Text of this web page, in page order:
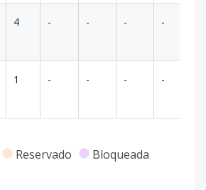
4 - - - -
1 - - - -
Reservado Bloqueada